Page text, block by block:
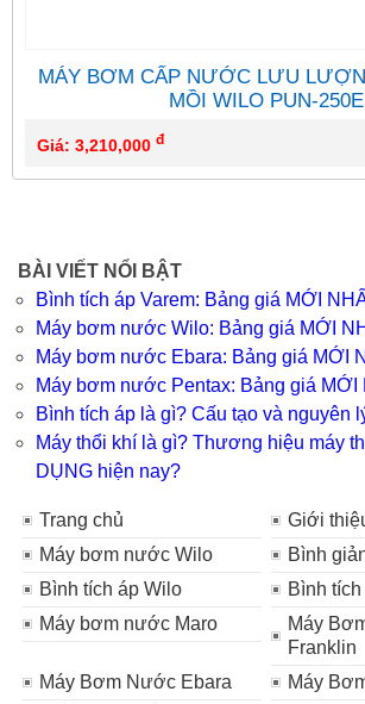
MÁY BƠM CẤP NƯỚC LƯU
MỒI WILO PUN-250E
Giá: 3,210,000 đ
BÀI VIẾT NỔI BẬT
Bình tích áp Varem: Bảng giá MỚI
Máy bơm nước Wilo: Bảng giá MỚI
Máy bơm nước Ebara: Bảng giá MỚI
Máy bơm nước Pentax: Bảng giá MỚI
Bình tích áp là gì? Cấu tạo và nguyên
Máy thổi khí là gì? Thương hiệu máy
DỤNG hiện nay?
Trang chủ
Giới
Máy bơm nước Wilo
Bình
Bình tích áp Wilo
Bình
Máy bơm nước Maro
Máy
Franklin
Máy Bơm Nước Ebara
Máy